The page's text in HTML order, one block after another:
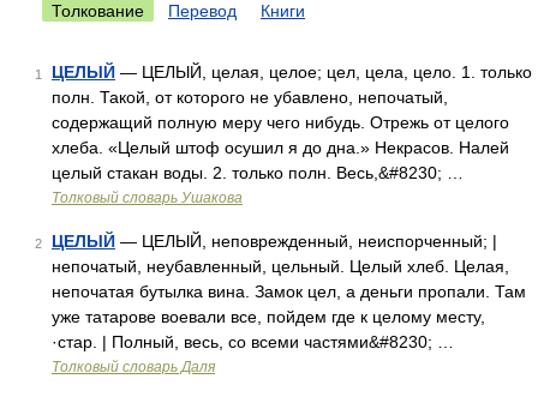
Толкование Перевод Книги
1 ЦЕЛЫЙ — ЦЕЛЫЙ, целая, целое; цел, цела, цело. 1. только
полн. Такой, от которого не убавлено, непочатый,
содержащий полную меру чего нибудь. Отрежь от целого
хлеба. «Целый штоф осушил я до дна.» Некрасов. Налей
целый стакан воды. 2. только полн. Весь,&#8230; …
Толковый словарь Ушакова
2 ЦЕЛЫЙ — ЦЕЛЫЙ, неповрежденный, неиспорченный; |
непочатый, неубавленный, цельный. Целый хлеб. Целая,
непочатая бутылка вина. Замок цел, а деньги пропали. Там
уже татарове воевали все, пойдем где к целому месту,
·стар. | Полный, весь, со всеми частями&#8230; …
Толковый словарь Даля